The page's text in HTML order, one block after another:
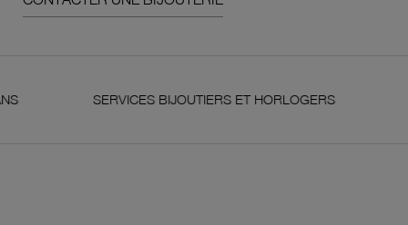
SERVICES BIJOUTIERS ET HORLOGERS